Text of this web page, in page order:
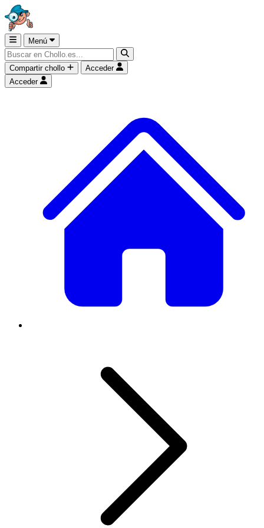
Menú
Compartir chollo
Acceder
Acceder